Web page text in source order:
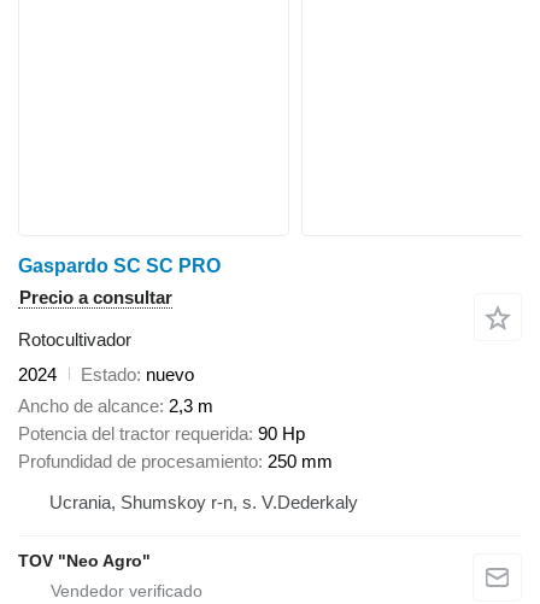
Gaspardo SC SC PRO
Precio a consultar
Rotocultivador
2024
Estado nuevo
Ancho de alcance 2,3 m
Potencia del tractor requerida 90 Hp
Profundidad de procesamiento 250 mm
Ucrania, Shumskoy r-n, s. V.Dederkaly
TOV "Neo Agro"